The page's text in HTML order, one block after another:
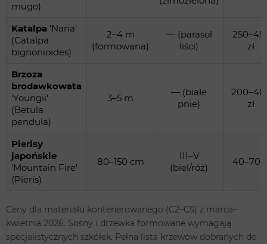
mugo)
Katalpa 'Nana'
(Catalpa
bignonioides)
2–4 m
(formowana)
— (parasol
liści)
zł
Brzoza
brodawkowata
'Youngii'
(Betula
pendula)
3–5 m
— (białe
pnie)
zł
Pierisy
japońskie
'Mountain Fire'
(Pieris)
80–150 cm
III–V
(biel/róż)
40–70
Ceny dla materiału kontenerowanego (C2–C5) z marca–
kwietnia 2026. Sosny i drzewka formowane wymagają
specjalistycznych szkółek. Pełna lista krzewów dobranych do